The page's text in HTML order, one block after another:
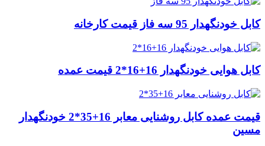
کابل خودنگهدار 95 سه فاز قیمت کارخانه
کابل هوایی خودنگهدار 16+16*2 قیمت عمده
قیمت عمده کابل روشنایی معابر 16+35*2 خودنگهدار
مسین